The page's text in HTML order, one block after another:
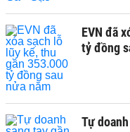
EVN đã
tỷ đồng
Tự